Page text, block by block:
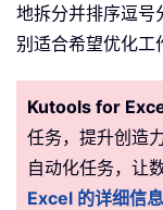
地拆分并排序逗号
别适合希望优化工
Kutools for
任务，提升创造
自动化任务，让
Excel 的详细信